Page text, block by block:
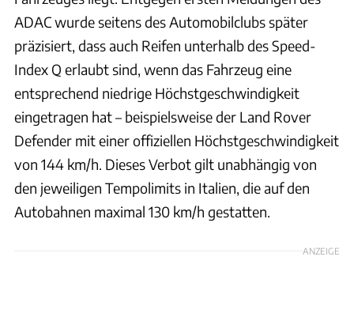
ADAC wurde seitens des Automobilclubs später
präzisiert, dass auch Reifen unterhalb des Speed-
Index Q erlaubt sind, wenn das Fahrzeug eine
entsprechend niedrige Höchstgeschwindigkeit
eingetragen hat – beispielsweise der Land Rover
Defender mit einer offiziellen Höchstgeschwindigkeit
von 144 km/h. Dieses Verbot gilt unabhängig von
den jeweiligen Tempolimits in Italien, die auf den
Autobahnen maximal 130 km/h gestatten.
ANZEIGE